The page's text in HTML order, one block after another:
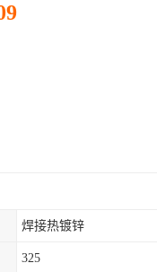
焊接热镀锌
325